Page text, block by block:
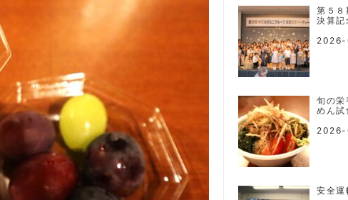
第５８
決算記
旬の栄
めん試
安全運